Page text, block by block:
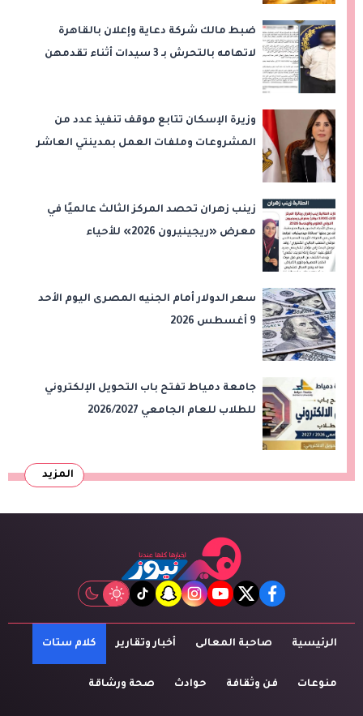
ضبط مالك شركة دعاية وإعلان بالقاهرة
لاتهامه بالتحرش بـ 3 سيدات أثناء تقدمهن
وزيرة الإسكان تتابع موقف تنفيذ عدد من
المشروعات وملفات العمل بمدينتي العاشر
زينب زهران تحصد المركز الثالث عالميًا في
معرض «ريجينيرون 2026» للأحياء
سعر الدولار أمام الجنيه المصرى اليوم الأحد
9 أغسطس 2026
جامعة دمياط تفتح باب التحويل الإلكتروني
للطلاب للعام الجامعي 2026/2027
المزيد
facebook
twitter
youtube
instagram
snapchat
tiktok
الرئيسية صاحبة المعالى أخبار وتقارير كلام ستات
منوعات فن وثقافة حوادث صحة ورشاقة